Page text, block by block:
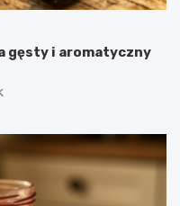
gęsty i aromatyczny